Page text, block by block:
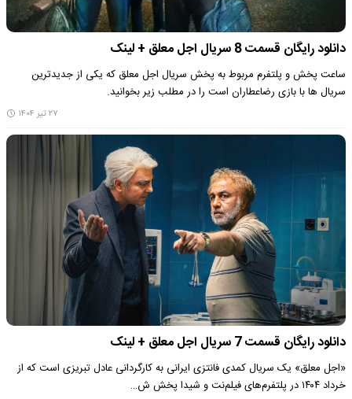
دانلود رایگان قسمت 8 سریال اجل معلق + لینک
ساعت پخش و پلتفرم مربوط به پخش سریال اجل معلق که یکی از جدیدترین
سریال ها با بازی رضاعطاران است را در مطلب زیر بخوانید.
۲۷ تیر ۱۴۰۴
دانلود رایگان قسمت 7 سریال اجل معلق + لینک
«اجل معلق» یک سریال کمدی فانتزی ایرانی به کارگردانی عادل تبریزی است که از
خرداد ۱۴۰۴ در پلتفرم‌های فیلم‌نت و شیدا پخش ش…